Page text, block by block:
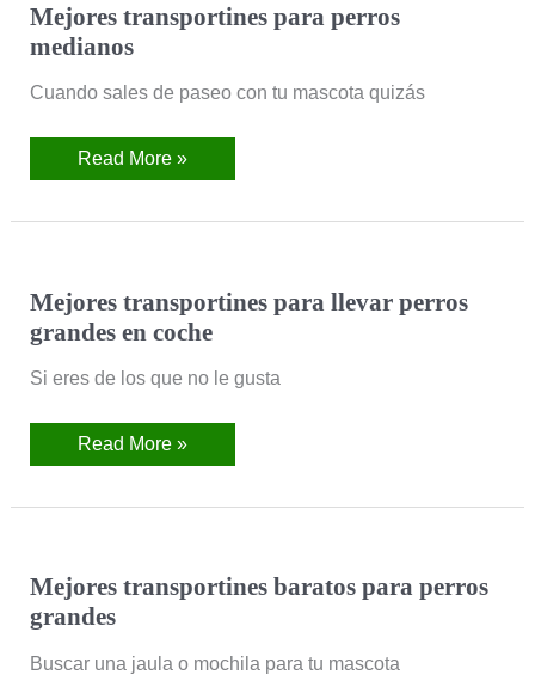
Mejores transportines para perros
medianos
Cuando sales de paseo con tu mascota quizás
Read More »
Mejores transportines para llevar perros
grandes en coche
Si eres de los que no le gusta
Mejores
transportines
para
perros
grandes
coche
Read More »
Mejores transportines baratos para perros
grandes
Buscar una jaula o mochila para tu mascota
Mejores
transportines
baratos
perros
grandes